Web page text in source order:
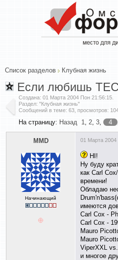
Список разделов Клубная жизнь
Если любишь
Создана: 01 Марта 2004 Пон 21:56:15
Раздел: "Клубная жизнь"
Сообщений в теме: 63, просмотров:
На страницу: Назад 1, 2, 3, 4
MMD
Начинающий
01 Марта
HI!
Ну буду
как Carl
времени!
Обладаю
имеются
Carl Cox -
Carl Cox -
Mauro
Mauro
ViperXXL
и многое